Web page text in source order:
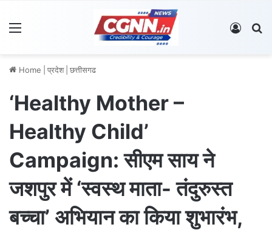
Log In
Home प्रदेश छत्तीसगढ
‘Healthy Mother –
Healthy Child’
Campaign: सीएम साय ने
जशपुर में ‘स्वस्थ माता- तंदुरुस्त
बच्चा’ अभियान का किया शुभारंभ,